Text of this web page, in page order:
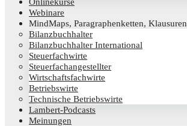
Web­i­na­re
Mind­Maps, Para­gra­phen­ket­ten, Klausuren
Bilanz­buch­hal­ter
Bilanz­buch­hal­ter International
Steu­er­fach­wir­te
Steu­er­fach­an­ge­stell­ter
Wirt­schafts­fach­wir­te
Betriebs­wir­te
Tech­ni­sche Betriebswirte
Lam­­bert-Pod­­casts
Mei­nun­gen